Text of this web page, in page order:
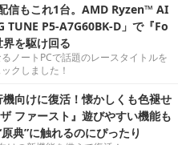
信もこれ1台。AMD Ryzen™ AI
TUNE P5-A7G60BK-D」で『Fo
を駆け回る
ノートPCで話題のレースタイトルを
クしました！
向けに復活！懐かしくも色褪せ
ファースト』遊びやすい機能も
典”に触れるのにぴったり